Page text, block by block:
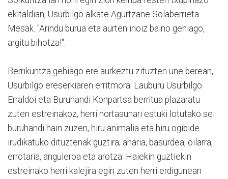
ekitaldian, Usurbilgo alkate Agurtzane Solaberrieta
Mesak. "Arindu burua eta aurten inoiz baino gehiago,
argitu bihotza!".
Berrikuntza gehiago ere aurkeztu zituzten une berean,
Usurbilgo ereserkiaren erritmora. Lauburu Usurbilgo
Erraldoi eta Buruhandi Konpartsa berritua plazaratu
zuten estreinakoz, herri nortasunari estuki lotutako sei
buruhandi hain zuzen, hiru animalia eta hiru ogibide
irudikatuko dituztenak guztira; aharia, basurdea, oilarra,
errotaria, anguleroa eta arotza. Haiekin guztiekin
estreinako herri kalejira egin zuten herri erdigunean